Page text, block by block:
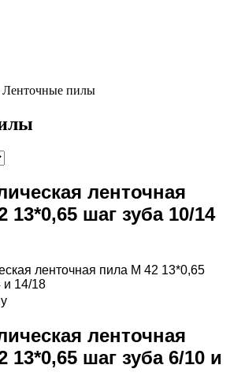
Ленточные пилы
ленточная
13*0,65 шаг зуба 10/14
ленточная
13*0,65 шаг зуба 6/10 и